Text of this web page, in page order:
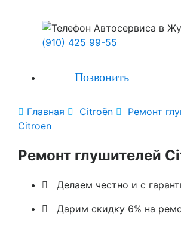
(910) 425 99-55
Позвонить
 Главная  Citroën 
Ремонт
Citroen
Ремонт глушителей
 Делаем честно и с
 Дарим скидку 6% на